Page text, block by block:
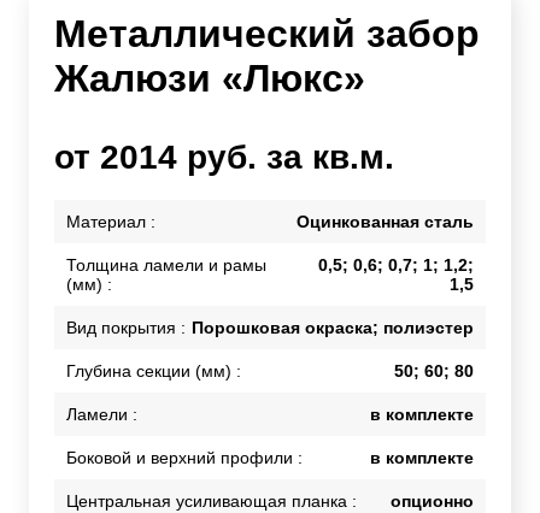
Металлический забор
Жалюзи «Люкс»
от 2014 руб. за кв.м.
Материал : Оцинкованная сталь
Толщина ламели и рамы
(мм) :
0,5; 0,6; 0,7; 1; 1,2;
1,5
Вид покрытия : Порошковая окраска; полиэстер
Глубина секции (мм) : 50; 60; 80
Ламели : в комплекте
Боковой и верхний профили : в комплекте
Центральная усиливающая планка : опционно